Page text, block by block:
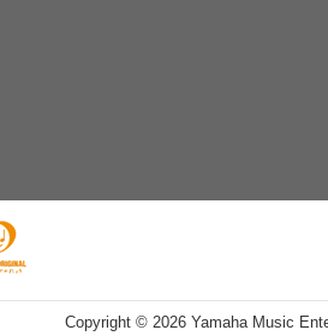
Copyright © 2026 Yamaha Music